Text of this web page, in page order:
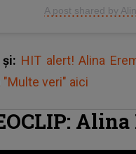
A post shared by
HIT alert! Alina
"Multe veri" aici